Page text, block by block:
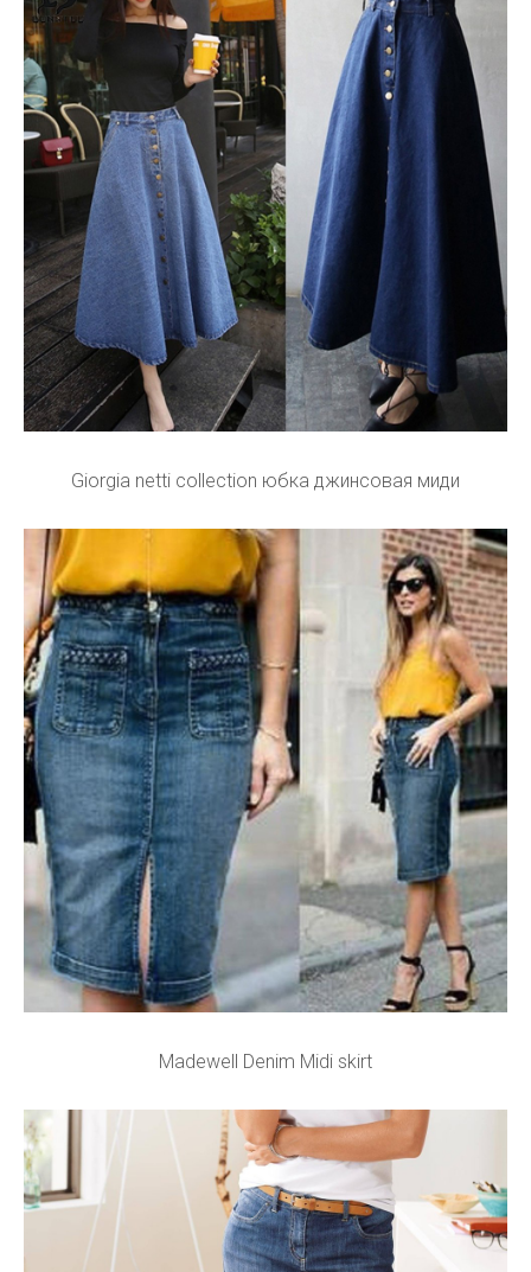
Giorgia netti collection юбка джинсовая миди
Madewell Denim Midi skirt